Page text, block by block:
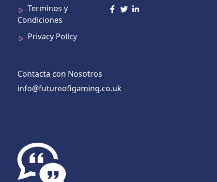
Terminos y
Condiciones
Privacy Policy
Contacta con Nosotros
info@futureofigaming.co.uk